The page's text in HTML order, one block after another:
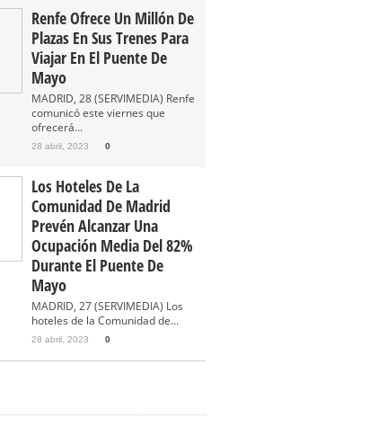
Renfe Ofrece Un Millón De
Plazas En Sus Trenes Para
Viajar En El Puente De
Mayo
MADRID, 28 (SERVIMEDIA) Renfe
comunicó este viernes que
ofrecerá...
28 abril, 2023 0
Los Hoteles De La
Comunidad De Madrid
Prevén Alcanzar Una
Ocupación Media Del 82%
Durante El Puente De
Mayo
MADRID, 27 (SERVIMEDIA) Los
hoteles de la Comunidad de...
28 abril, 2023 0